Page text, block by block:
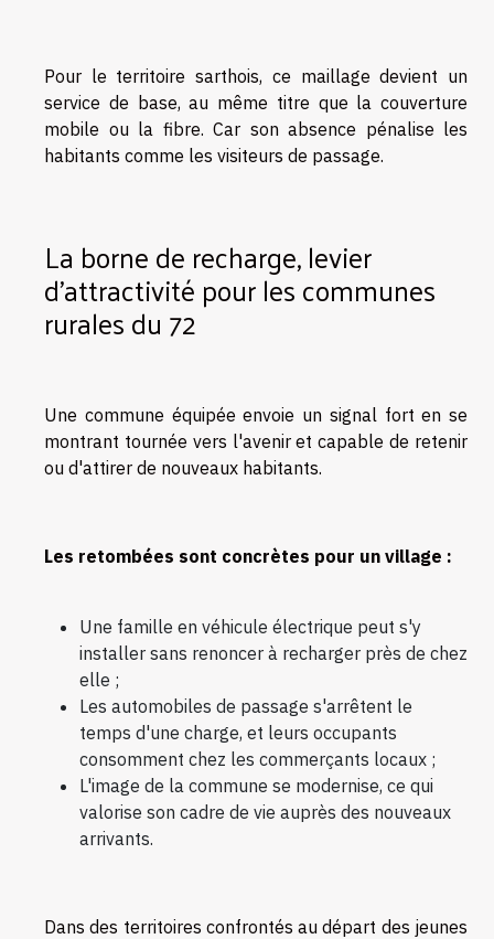
Pour le territoire sarthois, ce maillage devient un
service de base, au même titre que la couverture
mobile ou la fibre. Car son absence pénalise les
habitants comme les visiteurs de passage.
La borne de recharge, levier
d'attractivité pour les communes
rurales du 72
Une commune équipée envoie un signal fort en se
montrant tournée vers l'avenir et capable de retenir
ou d'attirer de nouveaux habitants.
Les retombées sont concrètes pour un village :
Une famille en véhicule électrique peut s'y
installer sans renoncer à recharger près de chez
elle ;
Les automobiles de passage s'arrêtent le
temps d'une charge, et leurs occupants
consomment chez les commerçants locaux ;
L'image de la commune se modernise, ce qui
valorise son cadre de vie auprès des nouveaux
arrivants.
Dans des territoires confrontés au départ des jeunes